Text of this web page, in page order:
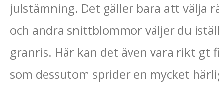
julstämning. Det gäller bara att välja
och andra snittblommor väljer du
granris. Här kan det även vara riktigt
som dessutom sprider en mycket